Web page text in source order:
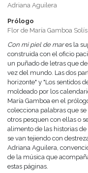
Adriana Aguilera
Prólogo
Flor de María Gamboa Solís
Con mi piel de mares la
construida con el oficio
un puñado de letras que
vez del mundo. Las dos
horizonte" y "Los sentidos
moldeado por los
María Gamboa en el
colecciona palabras que
otros pesquen con ellas o
alimento de las historias de
se van tejiendo con
Adriana Aguilera,
de la música que
estas páginas.